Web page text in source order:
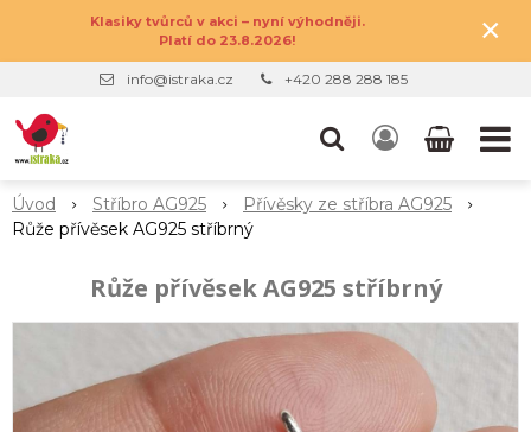
Klasiky tvůrců v akci – nyní výhodněji.
Platí do 23.8.2026!
×
info@istraka.cz +420 288 288 185
Úvod Stříbro AG925
Přívěsky ze stříbra AG925
Růže přívěsek AG925 stříbrný
Růže přívěsek AG925 stříbrný